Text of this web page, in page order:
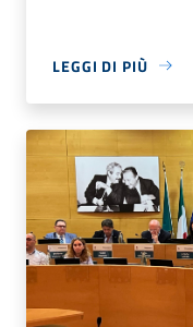
LEGGI DI PIÙ